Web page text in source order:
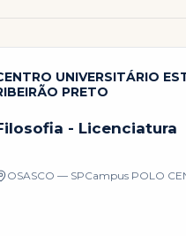
UNIVERSITÁRIO
PRETO
- Licenciatura
OSASCO — SPCampus POLO